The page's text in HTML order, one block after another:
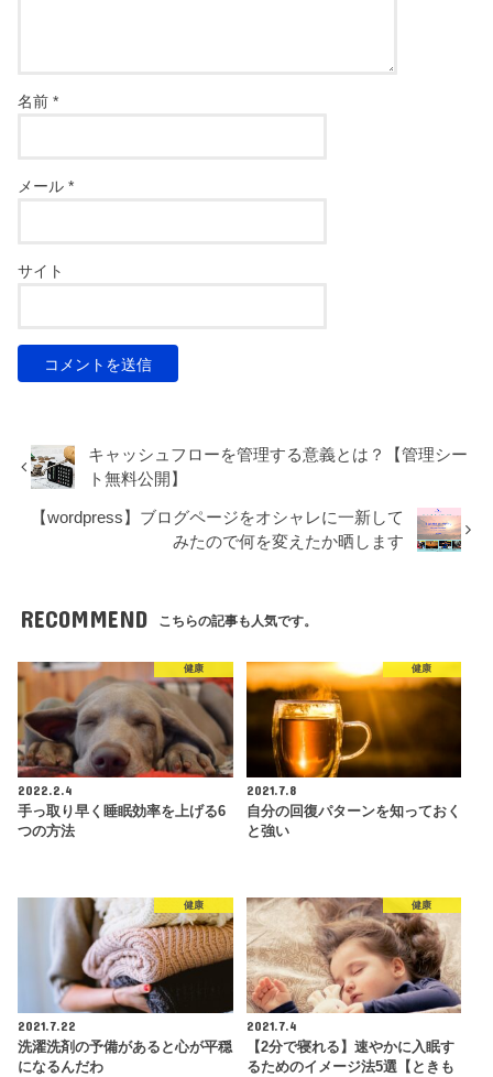
名前*
メール*
サイト
キャッシュフローを管理する意義とは？【管理シー
ト無料公開】
【wordpress】ブログページをオシャレに一新して
みたので何を変えたか晒します
RECOMMEND こちらの記事も人気です。
健康
2022.2.4
手っ取り早く睡眠効率を上げる6
つの方法
健康
2021.7.8
自分の回復パターンを知っておく
と強い
健康
2021.7.22
洗濯洗剤の予備があると心が平穏
になるんだわ
健康
2021.7.4
【2分で寝れる】速やかに入眠す
るためのイメージ法5選【ときも